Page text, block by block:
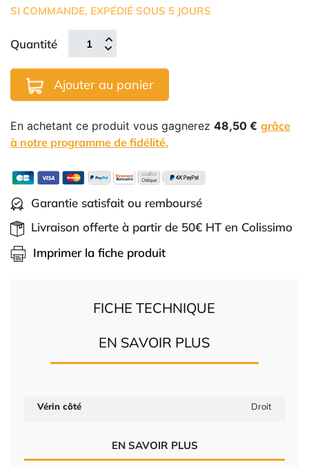
SI COMMANDE, EXPÉDIÉ SOUS 5 JOURS
Quantité
Ajouter au panier
En achetant ce produit vous gagnerez 48,50 € grâce
à notre programme de fidélité.
Garantie satisfait ou remboursé
Livraison offerte à partir de 50€ HT en Colissimo
Imprimer la fiche produit
FICHE TECHNIQUE
EN SAVOIR PLUS
Vérin côté Droit
EN SAVOIR PLUS